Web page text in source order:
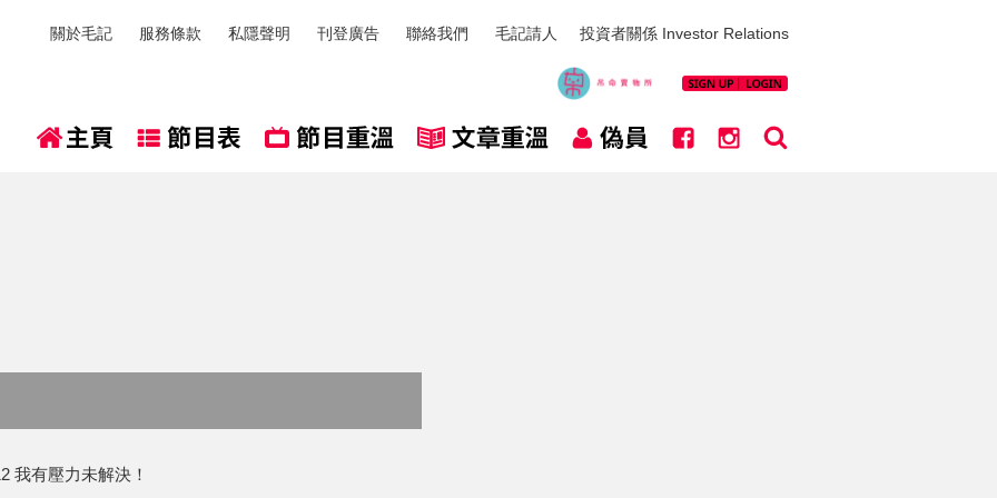
關於毛記 服務條款 私隱聲明 刊登廣告 聯絡我們 毛記請人 投資者關係 Investor Relations
我有壓力未解決！